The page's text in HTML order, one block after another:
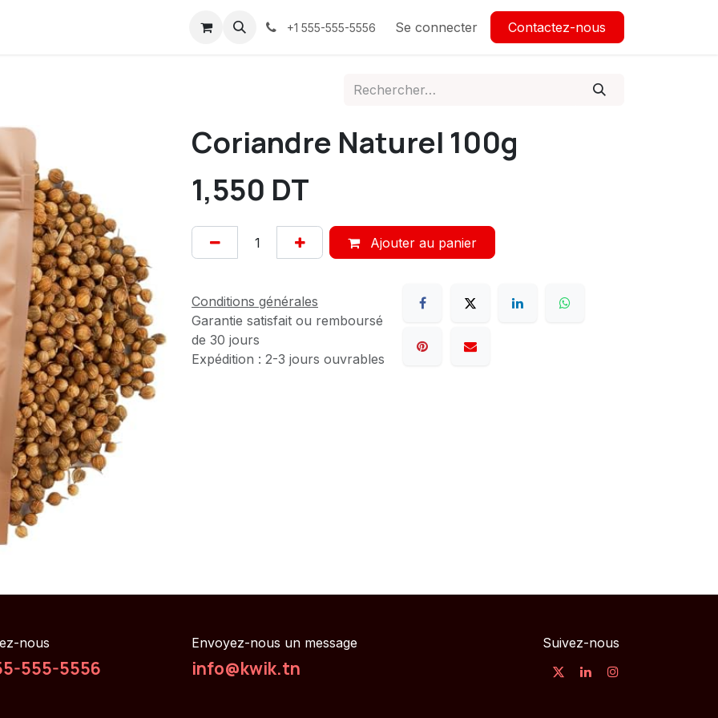
Contactez-nous Confidentialité+1 555-555-5556 Se connecter Contactez-nous
Coriandre Naturel 100g
1,550 DT
Ajouter au panier
Conditions générales
Garantie satisfait ou remboursé
de 30 jours
Expédition : 2-3 jours ouvrables
nous
555-5556
Envoyez-nous un message
info@kwik.tn
Suivez-nous